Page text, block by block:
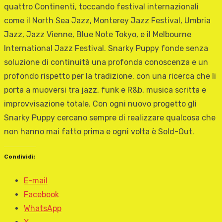
quattro Continenti, toccando festival internazionali
come il North Sea Jazz, Monterey Jazz Festival, Umbria
Jazz, Jazz Vienne, Blue Note Tokyo, e il Melbourne
International Jazz Festival. Snarky Puppy fonde senza
soluzione di continuità una profonda conoscenza e un
profondo rispetto per la tradizione, con una ricerca che li
porta a muoversi tra jazz, funk e R&b, musica scritta e
improvvisazione totale. Con ogni nuovo progetto gli
Snarky Puppy cercano sempre di realizzare qualcosa che
non hanno mai fatto prima e ogni volta è Sold-Out.
Condividi:
E-mail
Facebook
WhatsApp